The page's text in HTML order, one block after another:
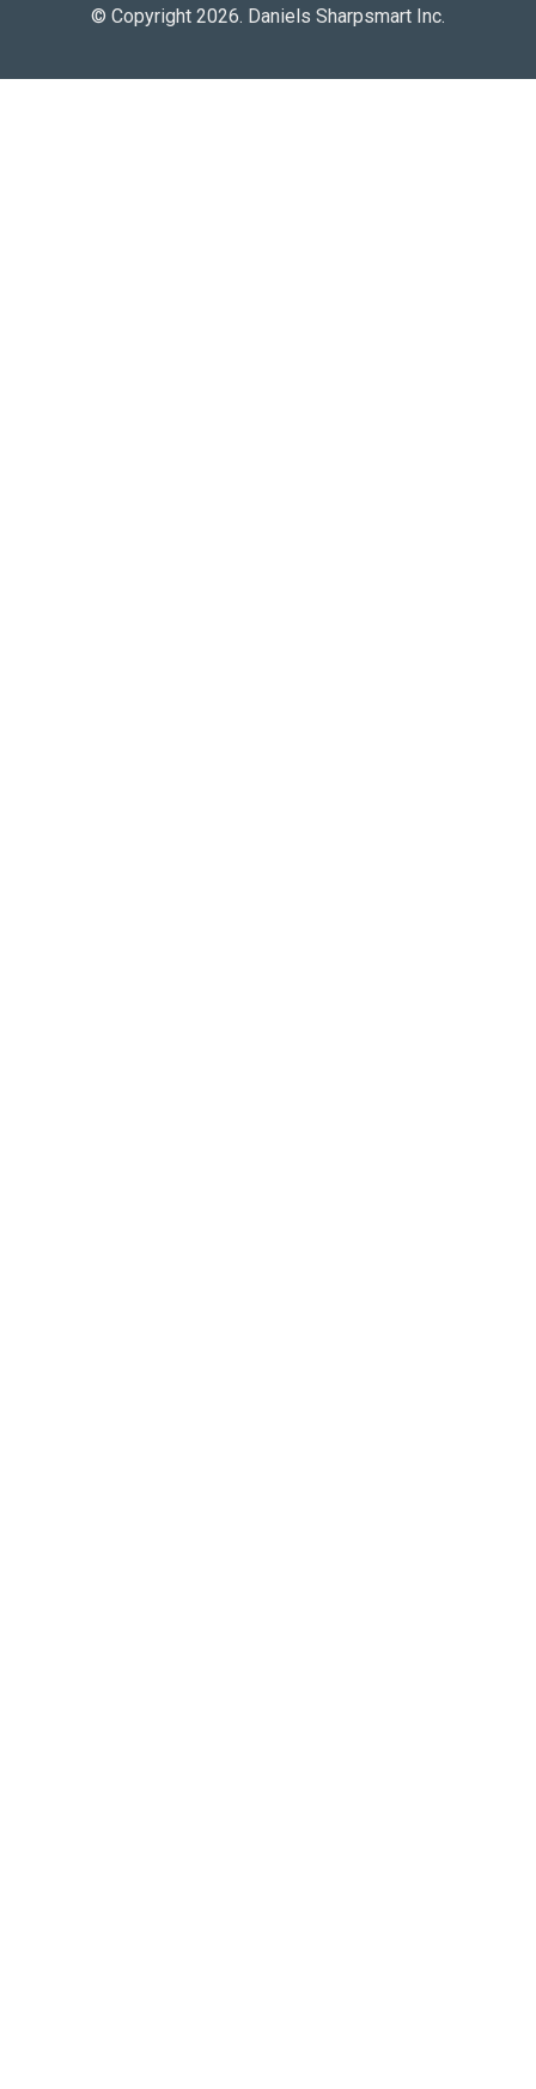
© Copyright 2026. Daniels Sharpsmart Inc.